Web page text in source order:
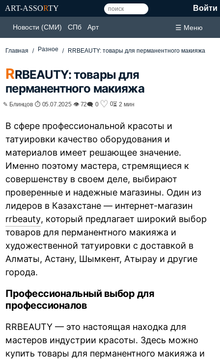
ART-ASSORTY Войти
Новости (СМИ) СПб Арт ☰ Меню
Главная Разное RRBEAUTY: товары для перманентного макияжа
RRBEAUTY: товары для
перманентного макияжа
✎ Блинцов ⏱ 05.07.2025 👁 72🗨 0 ♡ 0⏳ 2 мин
В сфере профессиональной красоты и
татуировки качество оборудования и
материалов имеет решающее значение.
Именно поэтому мастера, стремящиеся к
совершенству в своем деле, выбирают
проверенные и надежные магазины. Один из
лидеров в Казахстане — интернет-магазин
rrbeauty, который предлагает широкий выбор
товаров для перманентного макияжа и
художественной татуировки с доставкой в
Алматы, Астану, Шымкент, Атырау и другие
города.
Профессиональный выбор для
профессионалов
RRBEAUTY — это настоящая находка для
мастеров индустрии красоты. Здесь можно
купить товары для перманентного макияжа и